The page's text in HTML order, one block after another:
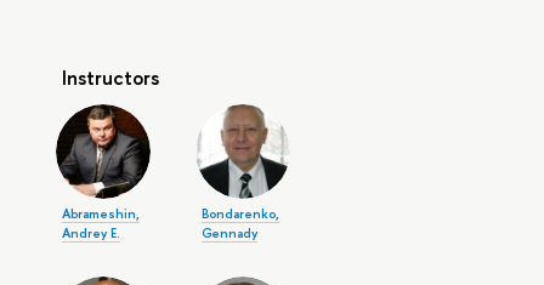
Instructors
Abrameshin,
Andrey E.
Bondarenko,
Gennady